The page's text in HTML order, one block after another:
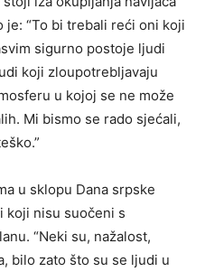
“To bi trebali reći oni koji
sigurno postoje ljudi
koji zloupotrebljavaju
u kojoj se ne može
Mi bismo se rado sjećali,
u sklopu Dana srpske
koji nisu suočeni s
“Neki su, nažalost,
bilo zato što su se ljudi u